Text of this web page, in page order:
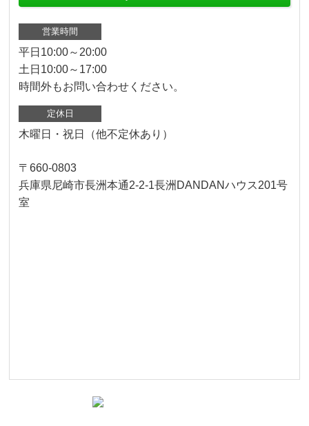
営業時間
平日10:00～20:00
土日10:00～17:00
時間外もお問い合わせください。
定休日
木曜日・祝日（他不定休あり）
〒660-0803
兵庫県尼崎市長洲本通2-2-1長洲DANDANハウス201号
室